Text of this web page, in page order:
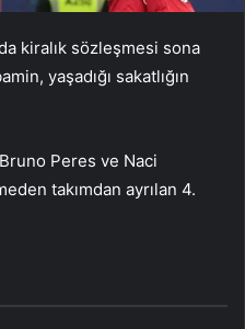
kiralık sözleşmesi sona
yaşadığı sakatlığın
Peres ve Naci
takımdan ayrılan 4.